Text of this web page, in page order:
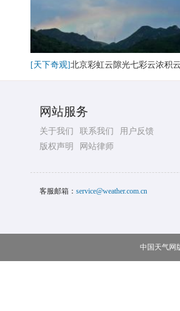
[天下奇观]北京彩虹云隙光七彩云浓积
网站服务
关于我们 联系我们
用户反馈
版权声明
网站律师
客服邮箱： service@weather.com.cn
中国天气